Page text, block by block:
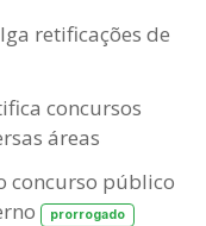
retificações de
concursos
áreas
concurso público
prorrogado